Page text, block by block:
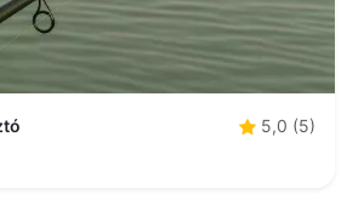
5,0 (5)